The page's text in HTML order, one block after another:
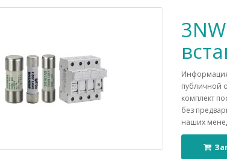
Информация
публичной
комплект
без
наших